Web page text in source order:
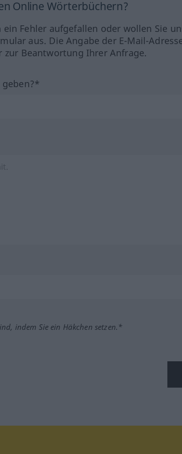
Online Wörterbüchern?
Fehler aufgefallen oder wollen Sie
aus. Die Angabe der E-Mail-
Beantwortung Ihrer Anfrage.
geben?*
indem Sie ein Häkchen setzen.*